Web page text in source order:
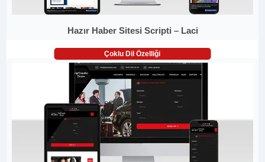
Hazır Haber Sitesi Scripti – Laci
Çoklu Dil Özelliği